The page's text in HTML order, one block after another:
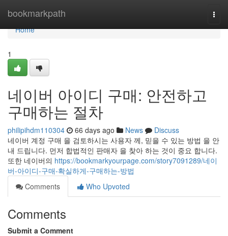
bookmarkpath
Home
Home
1
네이버 아이디 구매: 안전하고
구매하는 절차
philipihdm110304 66 days ago News
Discuss
네이버 계정 구매 을 검토하시는 사용자 께, 믿을 수 있는 방법 을 안
내 드립니다. 먼저 합법적인 판매자 을 찾아 하는 것이 중요 합니다.
또한 네이버의 https://bookmarkyourpage.com/story7091289/네이
버-아이디-구매-확실하게-구매하는-방법
Comments
Who Upvoted
Comments
Submit a Comment